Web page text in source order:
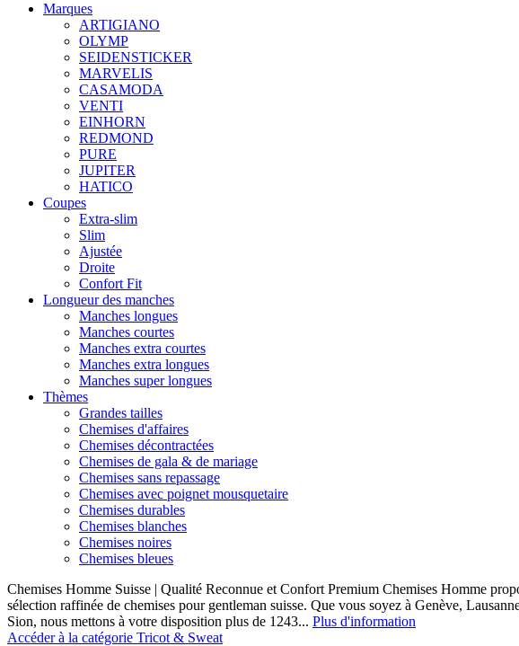
Marques
ARTIGIANO
OLYMP
SEIDENSTICKER
MARVELIS
CASAMODA
VENTI
EINHORN
REDMOND
PURE
JUPITER
HATICO
Coupes
Extra-slim
Slim
Ajustée
Droite
Confort Fit
Longueur des manches
Manches longues
Manches courtes
Manches extra courtes
Manches extra longues
Manches super longues
Thèmes
Grandes tailles
Chemises d'affaires
Chemises décontractées
Chemises de gala & de mariage
Chemises sans repassage
Chemises avec poignet mousquetaire
Chemises durables
Chemises blanches
Chemises noires
Chemises bleues
Chemises Homme Suisse | Qualité Reconnue et Confort Premium Chemises Homme
sélection raffinée de chemises pour gentleman suisse. Que vous soyez à Genève,
Sion, nous mettons à votre disposition plus de 1243... Plus d'information
Accéder à la catégorie Tricot & Sweat